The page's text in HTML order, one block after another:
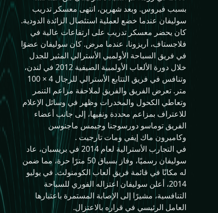
بسبب فيروس. وبعد شهرين، انتهى معسكر تدريب
سوليفان عندما خضع لعملية استئصال الزائدة الدودية.
كان يحضر معسكر تدريب على ارتفاعات عالية في
فلاجستاف، أريزونا، عندما مرض. كان سوليفان عضوًا
في فريق السباحة الأولمبي الأسترالي المثير للجدل
خلال دورة الألعاب الأولمبية الصيفية 2012 في لندن،
وتنافس في فريق التتابع الأسترالي للرجال 4 × 100
متر. تعرض الفريق والفريق لملاحقة مزاعم التنمر
وتعاطي الكحول والمخدرات وظهر في وسائل الإعلام
للاعتراف بمزاعم محددة ونفيها، إلى جانب أعضاء
الفريق توماسو دورسوجنا وجيمس ماجنوسن
وكاميرون ماك إيفي ومات تارجيت .
في التجارب الأسترالية لعام 2014 في بريسبان، عاد
سوليفان رسميًا، وفاز بسباق 50 مترًا حرة، مما ضمن
له مكانًا في قائمة فريق ألعاب الكومنولث. في يوليو
2014، أعلن سوليفان اعتزاله الفوري للسباحة
التنافسية، مشيرًا إلى الإصابة المستمرة باعتبارها
العامل الرئيسي في قراره بالاعتزال.